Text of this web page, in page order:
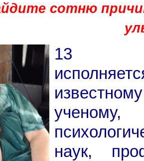
сотню
13
известному
ученому,
наук,